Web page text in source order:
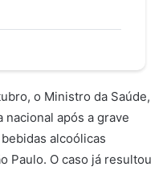
o Ministro da Saúde,
após a grave
alcoólicas
Paulo. O caso já resultou